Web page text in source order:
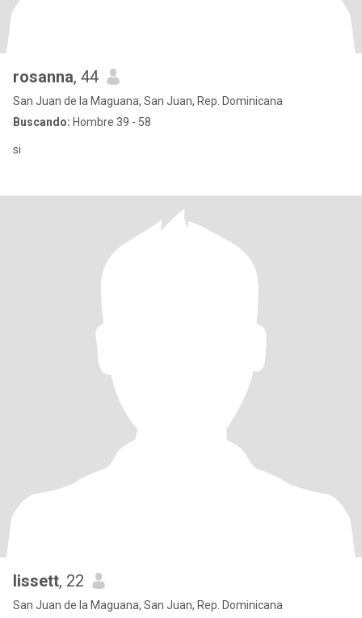
rosanna, 44
San Juan de la Maguana, San Juan, Rep. Dominicana
Buscando: Hombre 39 - 58
si
lissett, 22
San Juan de la Maguana, San Juan, Rep. Dominicana